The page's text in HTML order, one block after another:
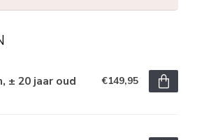
± 20 jaar oud €149,95